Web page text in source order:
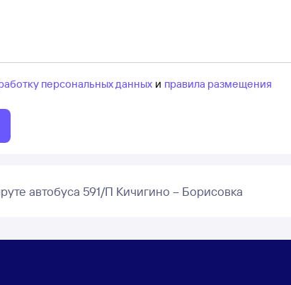
персональных данных и правила размещения
автобуса 591/П Кичигино – Борисовка